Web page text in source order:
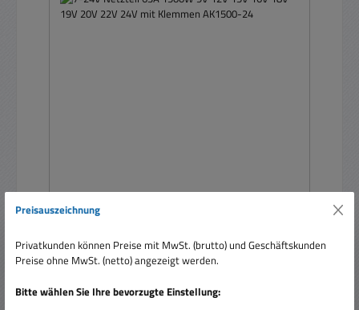
19V 20V 22V 24V mit Klemmen AK1500-24
Preisauszeichnung
Privatkunden können Preise mit MwSt. (brutto) und Geschäftskunden
Preise ohne MwSt. (netto) angezeigt werden.
Bitte wählen Sie Ihre bevorzugte Einstellung: